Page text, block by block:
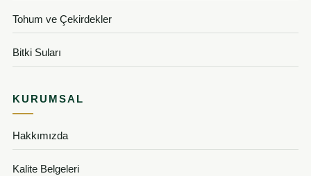
Tohum ve Çekirdekler
Bitki Suları
KURUMSAL
Hakkımızda
Kalite Belgeleri